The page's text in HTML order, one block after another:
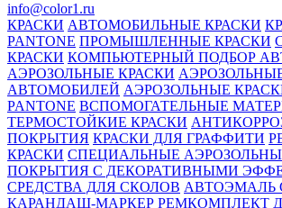
info@color1.ru
КРАСКИ АВТОМОБИЛЬНЫЕ КРАСКИ
PANTONE ПРОМЫШЛЕННЫЕ КРАСКИ
КРАСКИ КОМПЬЮТЕРНЫЙ ПОДБОР
АЭРОЗОЛЬНЫЕ КРАСКИ
АВТОМОБИЛЕЙ АЭРОЗОЛЬНЫЕ
PANTONE ВСПОМОГАТЕЛЬНЫЕ
ТЕРМОСТОЙКИЕ КРАСКИ
ПОКРЫТИЯ КРАСКИ ДЛЯ ГРАФФИТИ
КРАСКИ СПЕЦИАЛЬНЫЕ
ПОКРЫТИЯ С ДЕКОРАТИВНЫМИ
СРЕДСТВА ДЛЯ СКОЛОВ АВТОЭМАЛЬ
КАРАНДАШ-МАРКЕР РЕМКОМПЛЕКТ